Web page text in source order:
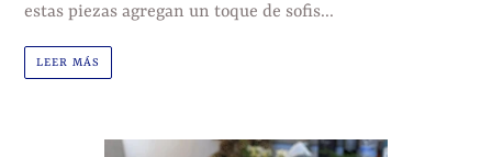
estas piezas agregan un toque de sofis...
LEER MÁS